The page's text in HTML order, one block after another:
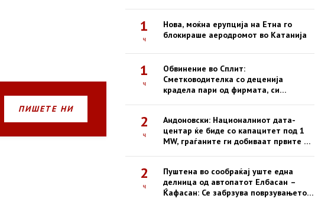
ПИШЕТЕ НИ
1
ч
Нова, моќна ерупција на Етна го
блокираше аеродромот во Катанија
1
ч
Обвинение во Сплит:
Сметководителка со деценија
крадела пари од фирмата, си
2
ч
Андоновски: Националниот дата-
центар ќе биде со капацитет под 1
MW, граѓаните ги добиваат првите е-
2
ч
Пуштена во сообраќај уште една
делница од автопатот Елбасан –
Ќафасан: Се забрзува поврзувањето